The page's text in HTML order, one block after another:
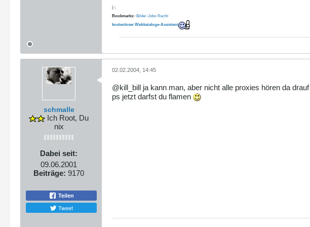
(-:
Bookmarks: · Bilder·Jobs· Recht·
kostenloser Webkataloge-Assistent
schmalle
Ich Root, Du
nix
Dabei seit:
09.06.2001
Beiträge: 9170
Teilen
Tweet
02.02.2004, 14:45
@kill_bill ja kann man, aber nicht alle proxies hören da drauf
ps jetzt darfst du flamen